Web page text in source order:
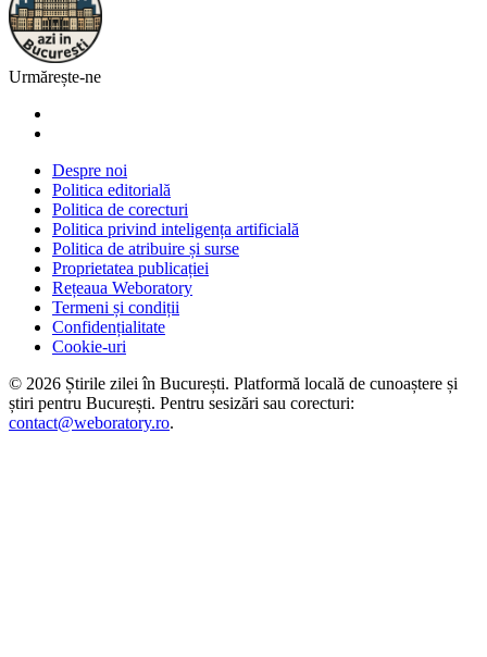
Urmărește-ne
Despre noi
Politica editorială
Politica de corecturi
Politica privind inteligența artificială
Politica de atribuire și surse
Proprietatea publicației
Rețeaua Weboratory
Termeni și condiții
Confidențialitate
Cookie-uri
© 2026 Știrile zilei în București. Platformă locală de cunoaștere și
știri pentru București. Pentru sesizări sau corecturi:
contact@weboratory.ro.